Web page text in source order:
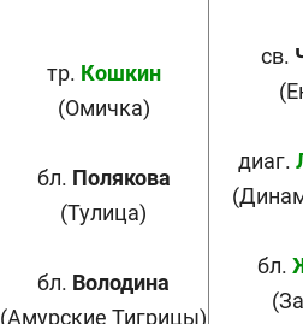
тр. Кошкин
(Омичка)
бл. Полякова
(Тулица)
бл. Володина
(Амурские Тигрицы)
св.
диаг.
бл.